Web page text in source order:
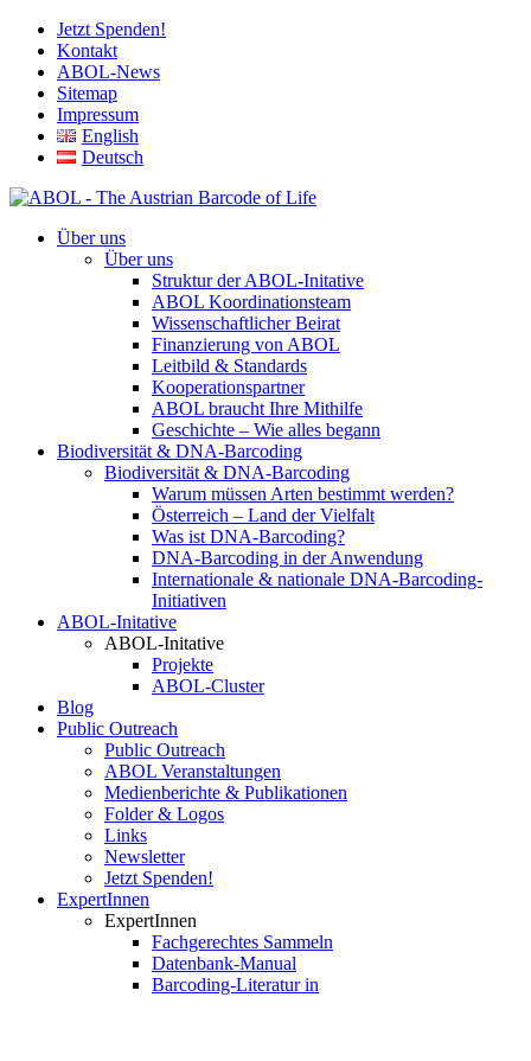
Jetzt Spenden!
Kontakt
ABOL-News
Sitemap
Impressum
English
Deutsch
Über uns
Über uns
Struktur der ABOL-Initative
ABOL Koordinationsteam
Wissenschaftlicher Beirat
Finanzierung von ABOL
Leitbild & Standards
Kooperationspartner
ABOL braucht Ihre Mithilfe
Geschichte – Wie alles begann
Biodiversität & DNA-Barcoding
Biodiversität & DNA-Barcoding
Warum müssen Arten bestimmt werden?
Österreich – Land der Vielfalt
Was ist DNA-Barcoding?
DNA-Barcoding in der Anwendung
Internationale & nationale DNA-Barcoding-
Initiativen
ABOL-Initative
ABOL-Initative
Projekte
ABOL-Cluster
Blog
Public Outreach
Public Outreach
ABOL Veranstaltungen
Medienberichte & Publikationen
Folder & Logos
Links
Newsletter
Jetzt Spenden!
ExpertInnen
ExpertInnen
Fachgerechtes Sammeln
Datenbank-Manual
Barcoding-Literatur in